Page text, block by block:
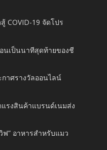
COVID-19 จัดโปร
นเป็นนาทีสุดท้ายของชี
าศรางวัลออนไลน์
แรงสินค้าแบรนด์เนมส่ง
ฟ” อาหารสำหรับแมว